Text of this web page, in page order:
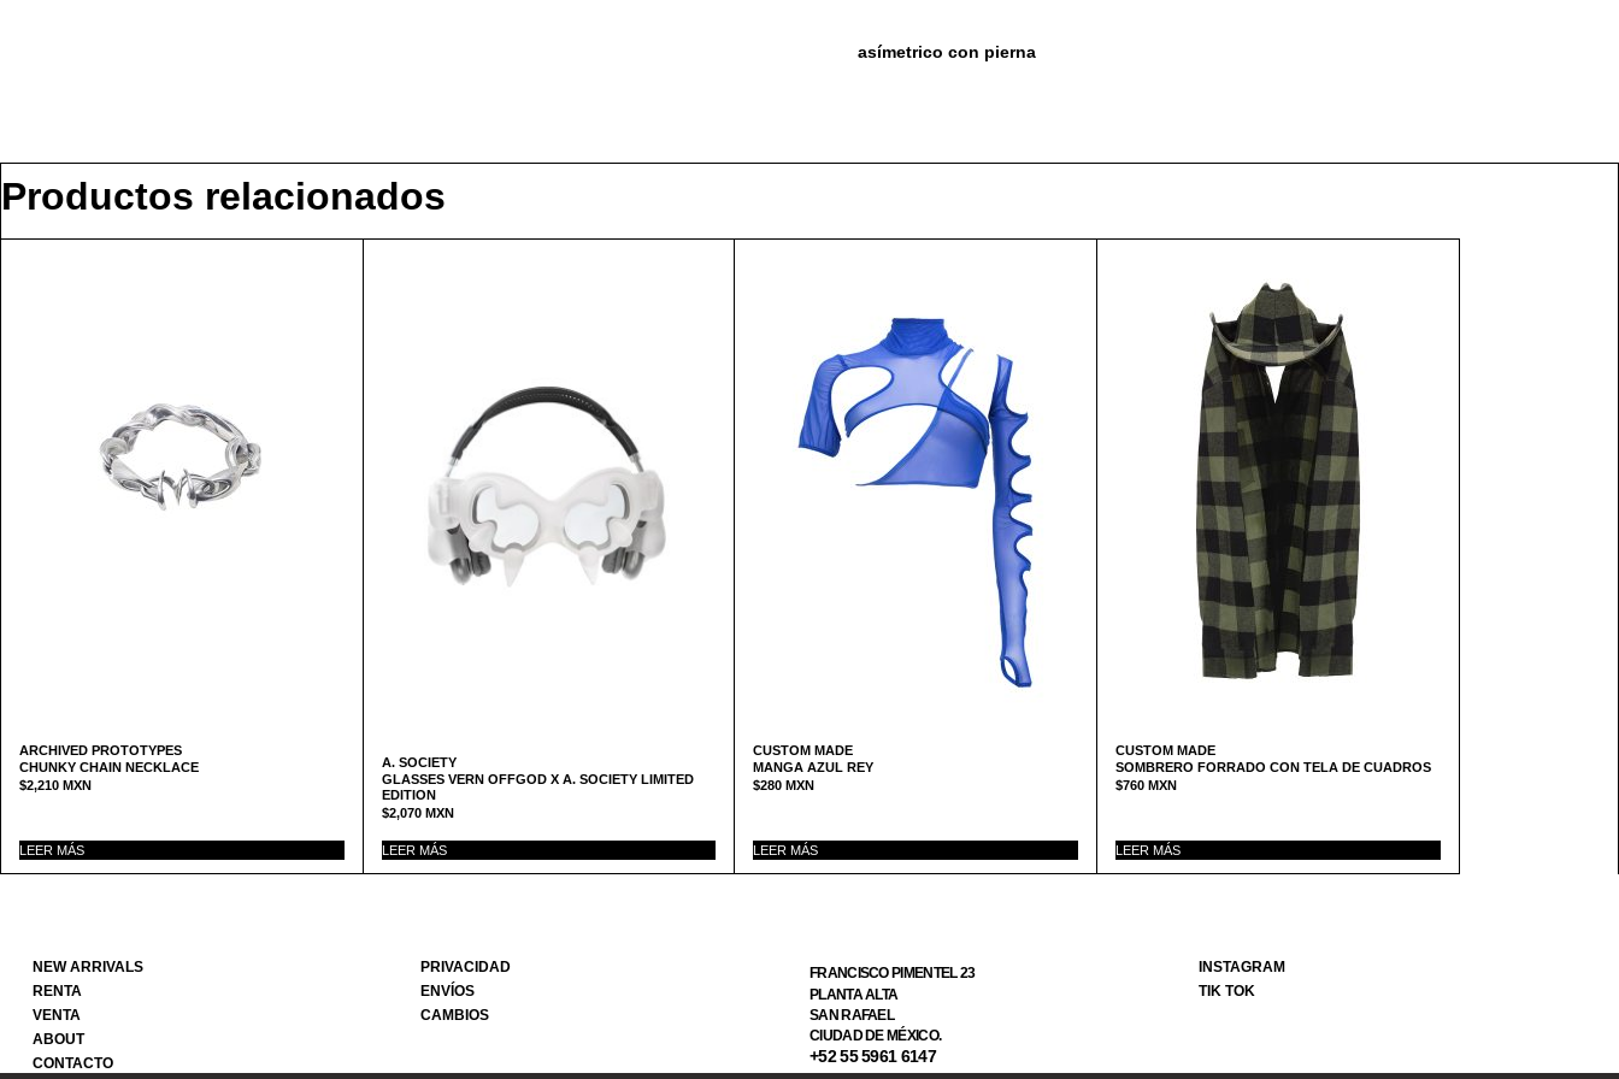
asímetrico con pierna
Productos relacionados
ARCHIVED PROTOTYPES
CHUNKY CHAIN NECKLACE
$2,210 MXN
LEER MÁS
A. SOCIETY
GLASSES VERN OFFGOD X A. SOCIETY LIMITED
EDITION
$2,070 MXN
LEER MÁS
CUSTOM MADE
MANGA AZUL REY
$280 MXN
LEER MÁS
CUSTOM MADE
SOMBRERO FORRADO CON TELA DE CUADROS
$760 MXN
LEER MÁS
NEW ARRIVALS
RENTA
VENTA
ABOUT
CONTACTO
PRIVACIDAD
ENVÍOS
CAMBIOS
FRANCISCO PIMENTEL 23
PLANTA ALTA
SAN RAFAEL
CIUDAD DE MÉXICO.
+52 55 5961 6147
INSTAGRAM
TIK TOK